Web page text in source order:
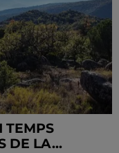
TEMPS
DE LA...